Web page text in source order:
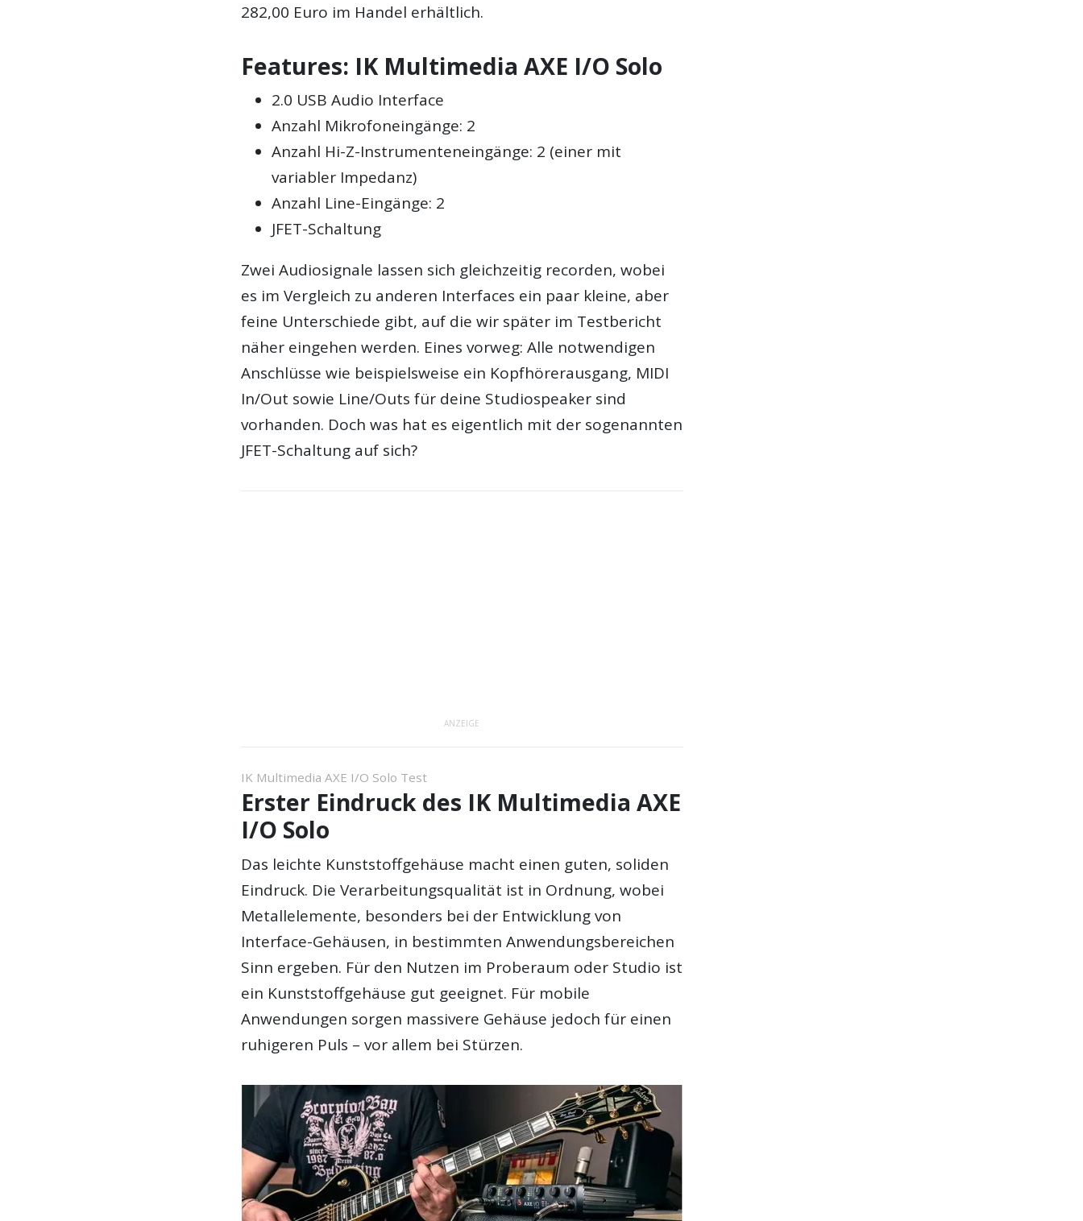
282,00 Euro im Handel erhältlich.
Features: IK Multimedia AXE I/O Solo
2.0 USB Audio Interface
Anzahl Mikrofoneingänge: 2
Anzahl Hi-Z-Instrumenteneingänge: 2 (einer mit
variabler Impedanz)
Anzahl Line-Eingänge: 2
JFET-Schaltung
Zwei Audiosignale lassen sich gleichzeitig recorden, wobei
es im Vergleich zu anderen Interfaces ein paar kleine, aber
feine Unterschiede gibt, auf die wir später im Testbericht
näher eingehen werden. Eines vorweg: Alle notwendigen
Anschlüsse wie beispielsweise ein Kopfhörerausgang, MIDI
In/Out sowie Line/Outs für deine Studiospeaker sind
vorhanden. Doch was hat es eigentlich mit der sogenannten
JFET-Schaltung auf sich?
ANZEIGE
IK Multimedia AXE I/O Solo Test
Erster Eindruck des IK Multimedia AXE
I/O Solo
Das leichte Kunststoffgehäuse macht einen guten, soliden
Eindruck. Die Verarbeitungsqualität ist in Ordnung, wobei
Metallelemente, besonders bei der Entwicklung von
Interface-Gehäusen, in bestimmten Anwendungsbereichen
Sinn ergeben. Für den Nutzen im Proberaum oder Studio ist
ein Kunststoffgehäuse gut geeignet. Für mobile
Anwendungen sorgen massivere Gehäuse jedoch für einen
ruhigeren Puls – vor allem bei Stürzen.